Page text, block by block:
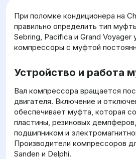
При поломке кондиционера на
правильно определить тип
Sebring, Pacifica и Grand Voyager
компрессоры с муфтой
Устройство и работа
Вал компрессора вращается
двигателя. Включение и
обеспечивает муфта, которая
пластины, резиновых
подшипником и
Производители компрессоров
Sanden и Delphi.